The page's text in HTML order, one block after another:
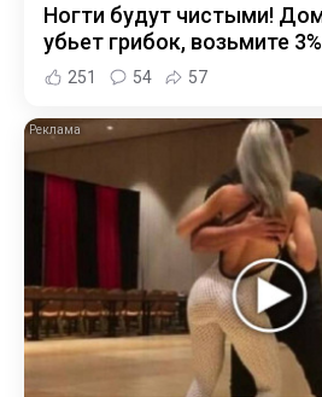
Ногти будут чистыми!
убьет грибок, возьмите
251 54 57